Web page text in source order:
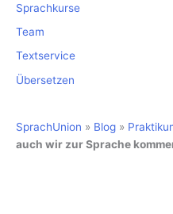
SprachUnion » Blog »
auch wir zur Sprache
Sprachkurse
Team
Textservice
Übersetzen